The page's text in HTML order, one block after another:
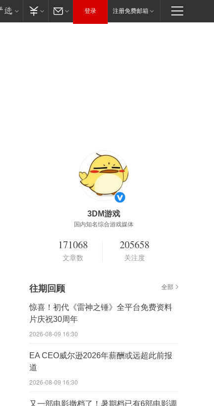
登录 注册免费邮箱
3DM游戏
国内知名综合游戏媒体
171068
文章数
205658
关注度
往期回顾 全部
惊喜！初代《雷神之锤》全平台免费资料
片庆祝30周年
2026-08-09 16:30
EA CEO威尔逊2026年薪酬或远超此前报
道
2026-08-09 16:30
又一部电影撤档了！暑期档已有6部电影调